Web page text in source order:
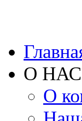
О НАС
О